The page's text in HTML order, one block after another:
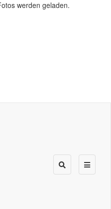
werden geladen.